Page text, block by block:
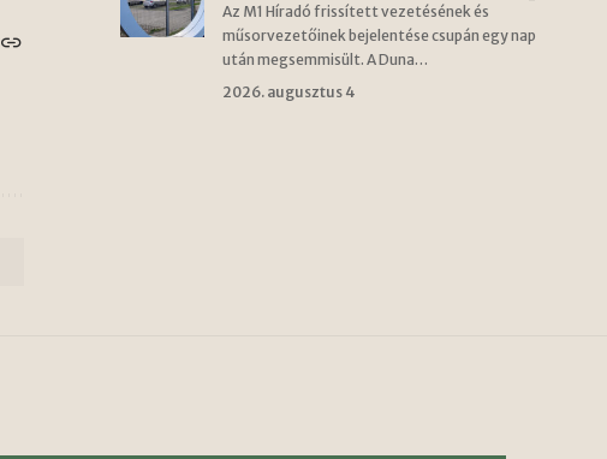
Az M1 Híradó frissített vezetésének és
műsorvezetőinek bejelentése csupán egy nap
után megsemmisült. A Duna…
2026. augusztus 4